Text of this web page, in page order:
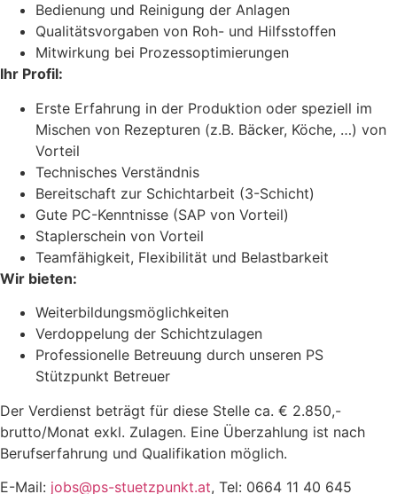
Bedienung und Reinigung der Anlagen
Qualitätsvorgaben von Roh- und Hilfsstoffen
Mitwirkung bei Prozessoptimierungen
Ihr Profil:
Erste Erfahrung in der Produktion oder speziell im
Mischen von Rezepturen (z.B. Bäcker, Köche, …) von
Vorteil
Technisches Verständnis
Bereitschaft zur Schichtarbeit (3-Schicht)
Gute PC-Kenntnisse (SAP von Vorteil)
Staplerschein von Vorteil
Teamfähigkeit, Flexibilität und Belastbarkeit
Wir bieten:
Weiterbildungsmöglichkeiten
Verdoppelung der Schichtzulagen
Professionelle Betreuung durch unseren PS
Stützpunkt Betreuer
Der Verdienst beträgt für diese Stelle ca. € 2.850,-
brutto/Monat exkl. Zulagen. Eine Überzahlung ist nach
Berufserfahrung und Qualifikation möglich.
E-Mail: jobs@ps-stuetzpunkt.at, Tel: 0664 11 40 645